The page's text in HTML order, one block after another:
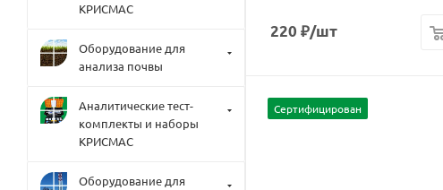
220 ₽/шт
Сертифицирован
КРИСМАС
Оборудование для
анализа почвы
Аналитические тест-
комплекты и наборы
КРИСМАС
Оборудование для